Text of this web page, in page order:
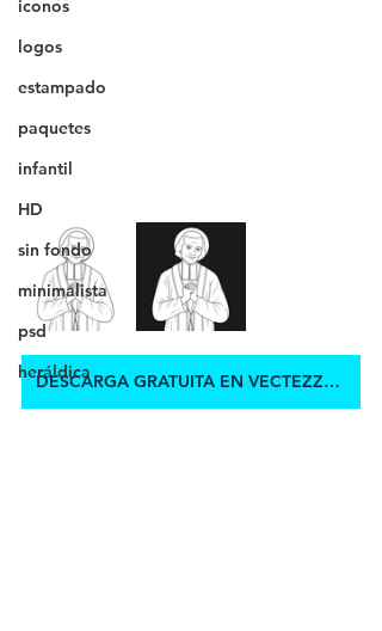
iconos
logos
estampado
paquetes
infantil
HD
sin fondo
minimalista
psd
heráldica
DESCARGA GRATUITA EN VECTEZZY.COM